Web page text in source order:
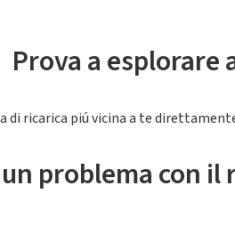
Prova a
ricarica piú vicina a te
problema con